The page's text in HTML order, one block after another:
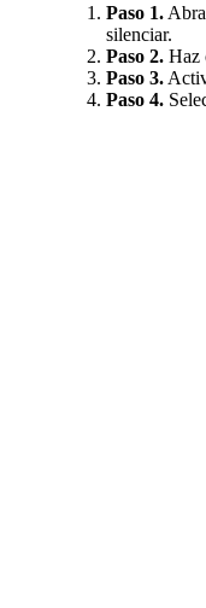
Paso 1.
silenciar.
Paso 2. Haz
Paso 3.
Paso 4.